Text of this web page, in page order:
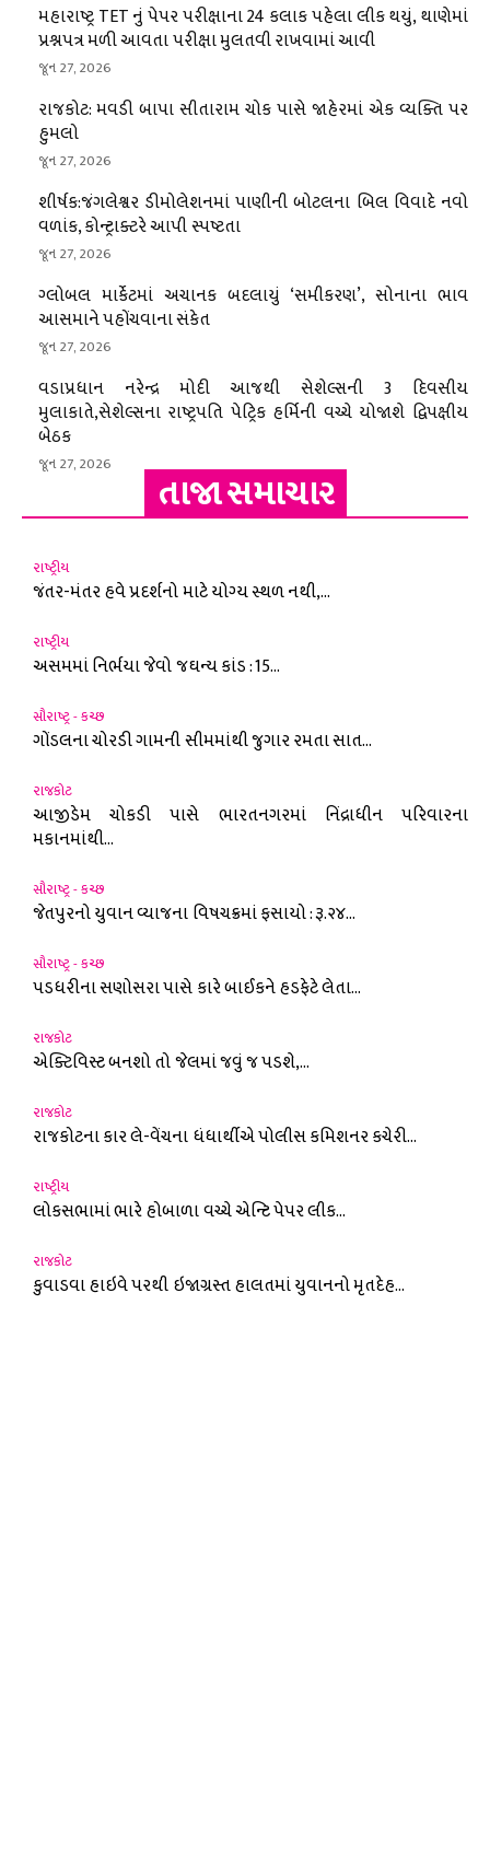
મહારાષ્ટ્ર TET નું પેપર પરીક્ષાના 24 કલાક પહેલા લીક થયું, થાણેમાં
પ્રશ્નપત્ર મળી આવતા પરીક્ષા મુલતવી રાખવામાં આવી
જૂન 27, 2026
રાજકોટ: મવડી બાપા સીતારામ ચોક પાસે જાહેરમાં એક વ્યક્તિ પર
હુમલો
જૂન 27, 2026
શીર્ષક:જંગલેશ્વર ડીમોલેશનમાં પાણીની બોટલના બિલ વિવાદે નવો
વળાંક, કોન્ટ્રાક્ટરે આપી સ્પષ્ટતા
જૂન 27, 2026
ગ્લોબલ માર્કેટમાં અચાનક બદલાયું ‘સમીકરણ’, સોનાના ભાવ
આસમાને પહોંચવાના સંકેત
જૂન 27, 2026
વડાપ્રધાન નરેન્દ્ર મોદી આજથી સેશેલ્સની 3 દિવસીય
મુલાકાતે,સેશેલ્સના રાષ્ટ્રપતિ પેટ્રિક હર્મિની વચ્ચે યોજાશે દ્વિપક્ષીય
બેઠક
જૂન 27, 2026
તાજા સમાચાર
રાષ્ટ્રીય
જંતર-મંતર હવે પ્રદર્શનો માટે યોગ્ય સ્થળ નથી,...
રાષ્ટ્રીય
અસમમાં નિર્ભયા જેવો જઘન્ય કાંડ : 15...
સૌરાષ્ટ્ર - કચ્છ
ગોંડલના ચોરડી ગામની સીમમાંથી જુગાર રમતા સાત...
રાજકોટ
આજીડેમ ચોકડી પાસે ભારતનગરમાં નિંદ્રાધીન પરિવારના
મકાનમાંથી...
સૌરાષ્ટ્ર - કચ્છ
જેતપુરનો યુવાન વ્યાજના વિષચક્રમાં ફસાયો : રૂ.૨૪...
સૌરાષ્ટ્ર - કચ્છ
પડધરીના સણોસરા પાસે કારે બાઈકને હડફેટે લેતા...
રાજકોટ
એક્ટિવિસ્ટ બનશો તો જેલમાં જવું જ પડશે,...
રાજકોટ
રાજકોટના કાર લે-વેંચના ધંધાર્થીએ પોલીસ કમિશનર કચેરી...
રાષ્ટ્રીય
લોકસભામાં ભારે હોબાળા વચ્ચે એન્ટિ પેપર લીક...
રાજકોટ
કુવાડવા હાઇવે પરથી ઇજાગ્રસ્ત હાલતમાં યુવાનનો મૃતદેહ...